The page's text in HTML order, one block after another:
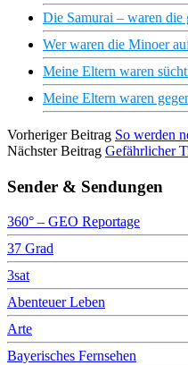
Die Samurai – waren
Wer waren die Minoer
Meine Eltern waren
Meine Eltern waren
Vorheriger Beitrag So werden
Nächster Beitrag Gefährlicher
Sender & Sendungen
360° – GEO Reportage
37 Grad
3sat
Abenteuer Leben
Arte
Bayerisches Fernsehen